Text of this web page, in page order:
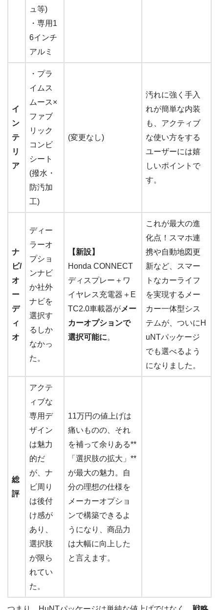
ュ等)
・専用1
6インチ
アルミ
イ
ン
テ
リ
ア
・プラ
イムス
ムース×
ファブ
リック
コンビ
シート
(撥水・
防汚加
工)
(変更なし)
汚れに強く手入
れが簡単な内装
も、アクティブ
な使い方をする
ユーザーには嬉
しいポイントで
す。
ナ
ビ/
オ
ー
デ
ィ
オ
ディー
ラーオ
プショ
ンナビ
か社外
ナビを
選択す
るしか
なかっ
た。
【新設】
Honda CONNECT
ディスプレー＋ワ
イヤレス充電器＋E
TC2.0車載器がメー
カーオプションで
選択可能に。
これが最大の進
化点！スマホ連
携や自動地図更
新など、スマー
トなカーライフ
を実現するメー
カー一体型シス
テムが、ついにH
uNTパッケージ
でも選べるよう
になりました。
総
評
アクテ
ィブな
専用デ
ザイン
は魅力
的だ
が、ナ
ビ周り
は後付
け感が
あり、
選択肢
が限ら
れてい
た。
11万円の値上げは
痛いものの、それ
を補って余りある**
「選択肢の拡大」**
が最大の魅力。自
分の理想の仕様を
メーカーオプショ
ンで構築できるよ
うになり、商品力
は大幅に向上した
と言えます。